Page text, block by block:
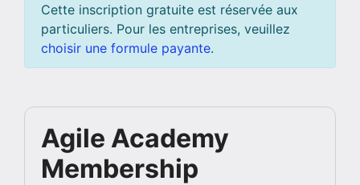
Cette inscription gratuite est réservée aux
particuliers. Pour les entreprises, veuillez
choisir une formule payante.
Agile Academy
Membership